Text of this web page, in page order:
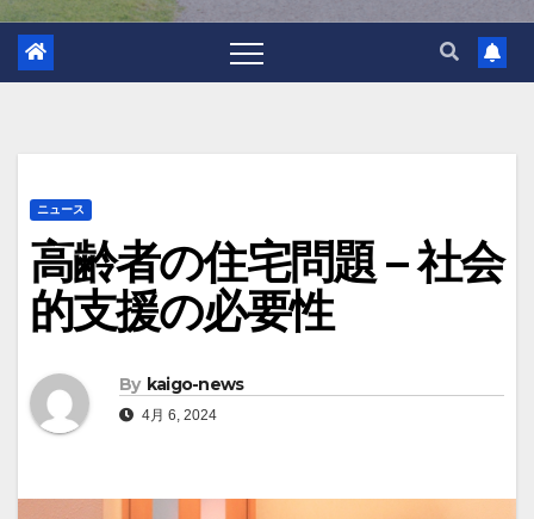
ニュース
高齢者の住宅問題 – 社会
的支援の必要性
By kaigo-news
4月 6, 2024